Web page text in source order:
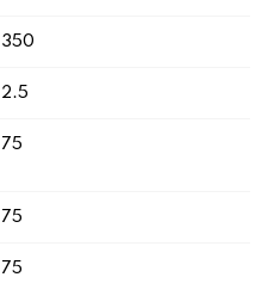
350
2.5
75
75
75